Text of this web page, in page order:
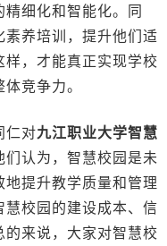
细化和智能化。同
养培训，提升他们适
，才能真正实现学校
竞争力。
仁对九江职业大学智慧
认为，智慧校园是未
提升教学质量和管理
校园的建设成本、信
来说，大家对智慧校